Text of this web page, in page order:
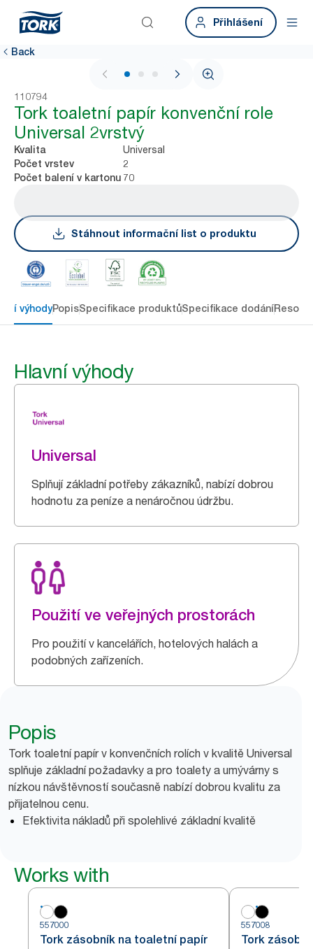
Přihlášení
Back
1 / 3
110794
Tork toaletní papír konvenční role
Universal 2vrstvý
Kvalita Universal
Počet vrstev 2
Počet balení v kartonu 70
Stáhnout informační list o produktu
výhodyPopisSpecifikace produktůSpecifikace dodání
Hlavní výhody
Universal
Splňují základní potřeby zákazníků, nabízí dobrou
hodnotu za peníze a nenáročnou údržbu.
Použití ve veřejných prostorách
Pro použití v kancelářích, hotelových halách a
podobných zařízeních.
Popis
Tork toaletní papír v konvenčních rolích v kvalitě Universal
splňuje základní požadavky a pro toalety a umývárny s
nízkou návštěvností současně nabízí dobrou kvalitu za
přijatelnou cenu.
Efektivita nákladů při spolehlivé základní kvalitě
Works with
557000
Tork zásobník na toaletní papír
557008
Tork